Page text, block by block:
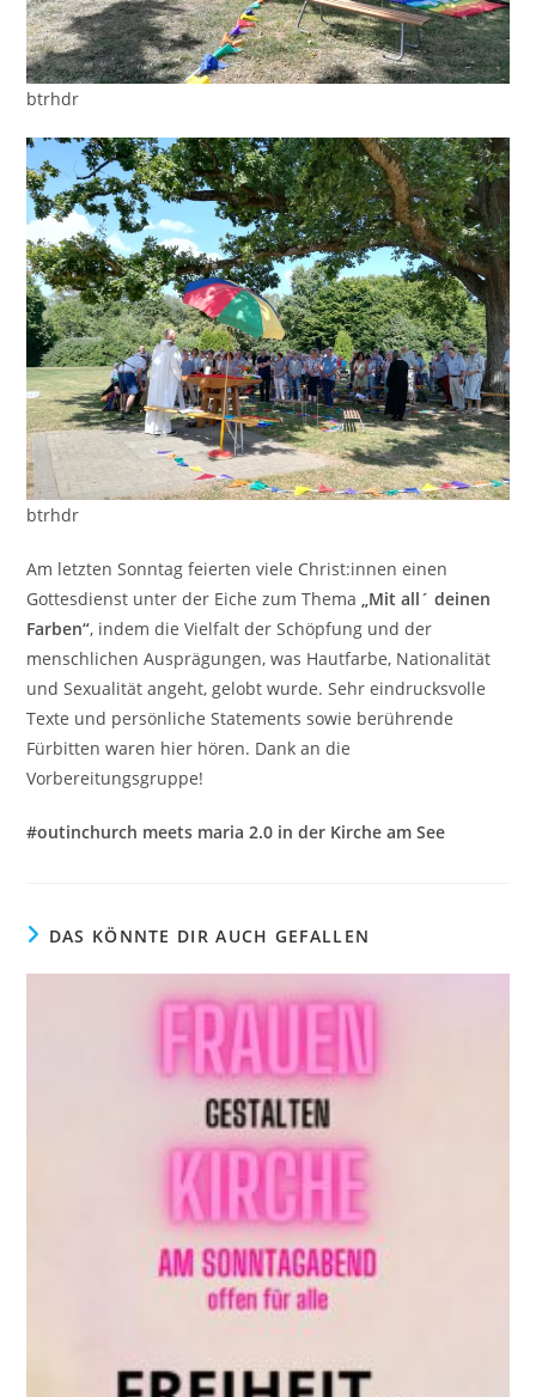
btrhdr
btrhdr
Am letzten Sonntag feierten viele Christ:innen einen
Gottesdienst unter der Eiche zum Thema
„Mit all´ deinen
Farben“, indem die Vielfalt der Schöpfung und der
menschlichen Ausprägungen, was Hautfarbe, Nationalität
und Sexualität angeht, gelobt wurde. Sehr eindrucksvolle
Texte und persönliche Statements sowie berührende
Fürbitten waren hier hören. Dank an die
Vorbereitungsgruppe!
#outinchurch meets maria 2.0 in der Kirche am See
DAS KÖNNTE DIR AUCH GEFALLEN